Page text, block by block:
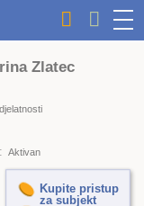
Zlatec
Aktivan
Kupite pristup
za subjekt